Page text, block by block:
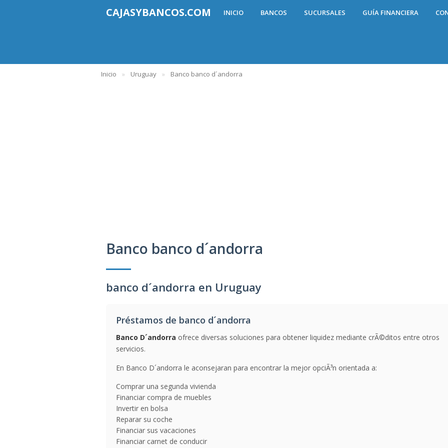
CAJASYBANCOS.COM INICIO BANCOS SUCURSALES GUÍA FINANCIERA
Inicio Uruguay Banco banco d´andorra
Banco banco d´andorra
banco d´andorra en Uruguay
Préstamos de banco d´andorra
Banco D´andorra ofrece diversas soluciones para obtener liquidez mediante crÃ©ditos entre otros
servicios.
En Banco D´andorra le aconsejaran para encontrar la mejor opciÃ³n orientada a:
Comprar una segunda vivienda
Financiar compra de muebles
Invertir en bolsa
Reparar su coche
Financiar sus vacaciones
Financiar carnet de conducir